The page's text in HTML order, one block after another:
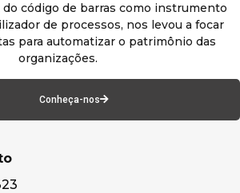
código de barras como instrumento
de processos, nos levou a focar
para automatizar o patrimônio das
organizações.
Conheça-nos